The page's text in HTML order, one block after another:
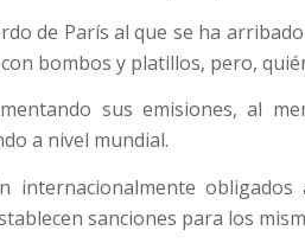
de París al que se ha
con bombos y platillos, pero,
sus emisiones, al
a nivel mundial.
internacionalmente
sanciones para los